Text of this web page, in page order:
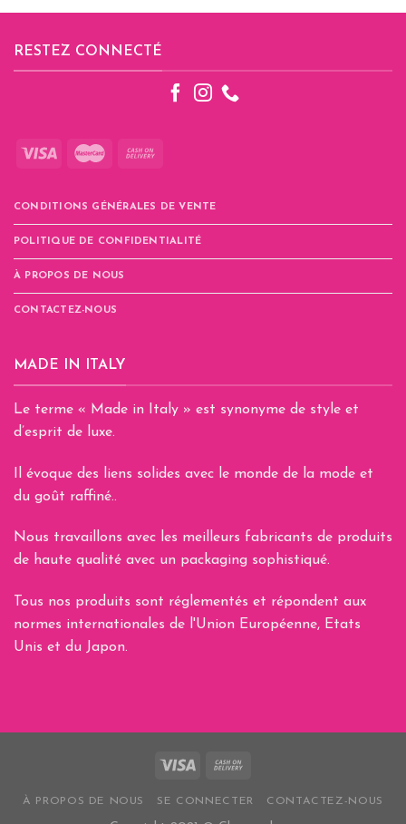
RESTEZ CONNECTÉ
CONDITIONS GÉNÉRALES DE VENTE
POLITIQUE DE CONFIDENTIALITÉ
À PROPOS DE NOUS
CONTACTEZ-NOUS
MADE IN ITALY
Le terme « Made in Italy » est synonyme de style et
d’esprit de luxe.
Il évoque des liens solides avec le monde de la mode et
du goût raffiné..
Nous travaillons avec les meilleurs fabricants de produits
de haute qualité avec un packaging sophistiqué.
Tous nos produits sont réglementés et répondent aux
normes internationales de l'Union Européenne, Etats
Unis et du Japon.
À PROPOS DE NOUS SE CONNECTER CONTACTEZ-NOUS